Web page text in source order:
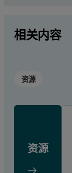
相关内容
资源
资源